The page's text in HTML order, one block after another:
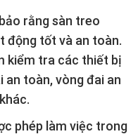
rằng sàn treo
động tốt và an toàn.
kiểm tra các thiết bị
an toàn, vòng đai an
phép làm việc trong